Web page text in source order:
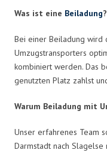
Was ist eine Beiladung?
Bei einer Beiladung wird
Umzugstransporters
kombiniert werden. Das
genutzten Platz zahlst
Warum Beiladung mit
Unser erfahrenes Team
Darmstadt nach